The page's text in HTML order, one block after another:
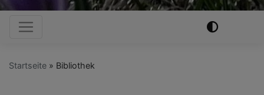
Hauptnavigation
Startseite Bibliothek